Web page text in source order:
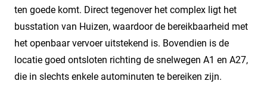
ten goede komt. Direct tegenover het complex ligt het
busstation van Huizen, waardoor de bereikbaarheid met
het openbaar vervoer uitstekend is. Bovendien is de
locatie goed ontsloten richting de snelwegen A1 en A27,
die in slechts enkele autominuten te bereiken zijn.